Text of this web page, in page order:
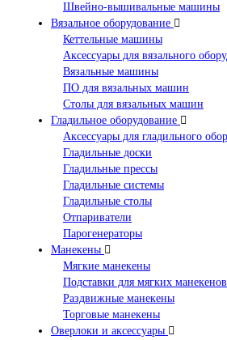
Швейно-вышивальные машины
Вязальное оборудование
Кеттельные машины
Аксессуары для вязального
Вязальные машины
ПО для вязальных машин
Столы для вязальных машин
Гладильное оборудование
Аксессуары для гладильного
Гладильные доски
Гладильные прессы
Гладильные системы
Гладильные столы
Отпариватели
Парогенераторы
Манекены
Мягкие манекены
Подставки для мягких манекенов
Раздвижные манекены
Торговые манекены
Оверлоки и аксессуары